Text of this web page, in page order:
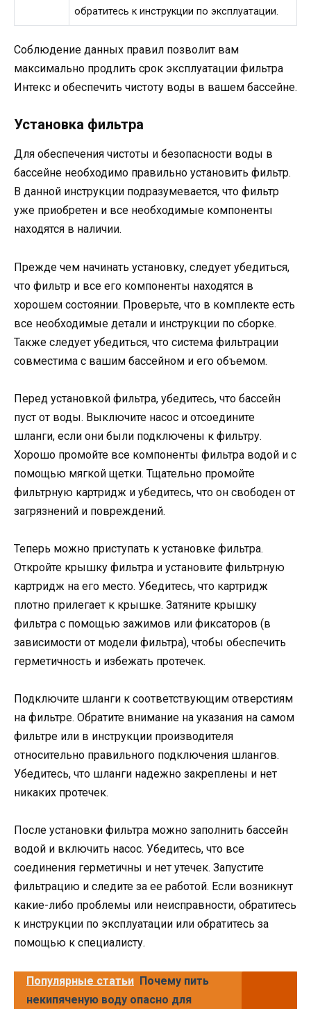
обратитесь к инструкции по эксплуатации.
Соблюдение данных правил позволит вам
максимально продлить срок эксплуатации фильтра
Интекс и обеспечить чистоту воды в вашем бассейне.
Установка фильтра
Для обеспечения чистоты и безопасности воды в
бассейне необходимо правильно установить фильтр.
В данной инструкции подразумевается, что фильтр
уже приобретен и все необходимые компоненты
находятся в наличии.
Прежде чем начинать установку, следует убедиться,
что фильтр и все его компоненты находятся в
хорошем состоянии. Проверьте, что в комплекте есть
все необходимые детали и инструкции по сборке.
Также следует убедиться, что система фильтрации
совместима с вашим бассейном и его объемом.
Перед установкой фильтра, убедитесь, что бассейн
пуст от воды. Выключите насос и отсоедините
шланги, если они были подключены к фильтру.
Хорошо промойте все компоненты фильтра водой и с
помощью мягкой щетки. Тщательно промойте
фильтрную картридж и убедитесь, что он свободен от
загрязнений и повреждений.
Теперь можно приступать к установке фильтра.
Откройте крышку фильтра и установите фильтрную
картридж на его место. Убедитесь, что картридж
плотно прилегает к крышке. Затяните крышку
фильтра с помощью зажимов или фиксаторов (в
зависимости от модели фильтра), чтобы обеспечить
герметичность и избежать протечек.
Подключите шланги к соответствующим отверстиям
на фильтре. Обратите внимание на указания на самом
фильтре или в инструкции производителя
относительно правильного подключения шлангов.
Убедитесь, что шланги надежно закреплены и нет
никаких протечек.
После установки фильтра можно заполнить бассейн
водой и включить насос. Убедитесь, что все
соединения герметичны и нет утечек. Запустите
фильтрацию и следите за ее работой. Если возникнут
какие-либо проблемы или неисправности, обратитесь
к инструкции по эксплуатации или обратитесь за
помощью к специалисту.
Популярные статьи Почему пить
некипяченую воду опасно для